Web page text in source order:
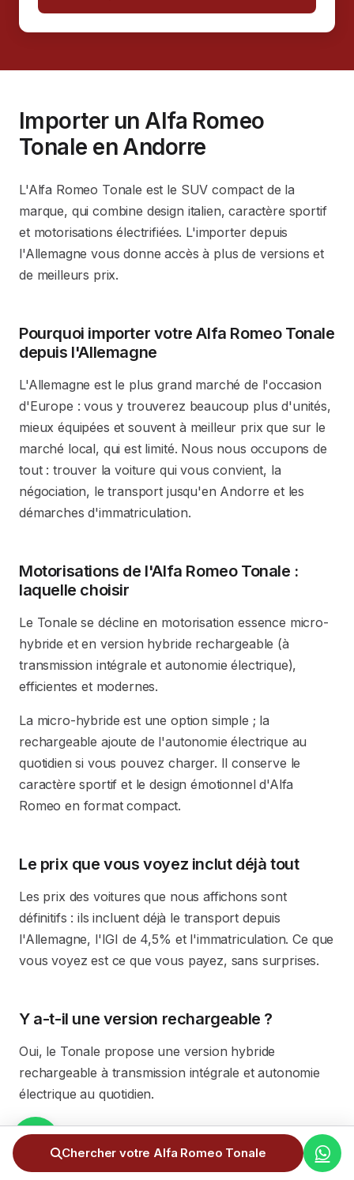
Importer un Alfa Romeo
Tonale en Andorre
L'Alfa Romeo Tonale est le SUV compact de la
marque, qui combine design italien, caractère sportif
et motorisations électrifiées. L'importer depuis
l'Allemagne vous donne accès à plus de versions et
de meilleurs prix.
Pourquoi importer votre Alfa Romeo Tonale
depuis l'Allemagne
L'Allemagne est le plus grand marché de l'occasion
d'Europe : vous y trouverez beaucoup plus d'unités,
mieux équipées et souvent à meilleur prix que sur le
marché local, qui est limité. Nous nous occupons de
tout : trouver la voiture qui vous convient, la
négociation, le transport jusqu'en Andorre et les
démarches d'immatriculation.
Motorisations de l'Alfa Romeo Tonale :
laquelle choisir
Le Tonale se décline en motorisation essence micro-
hybride et en version hybride rechargeable (à
transmission intégrale et autonomie électrique),
efficientes et modernes.
La micro-hybride est une option simple ; la
rechargeable ajoute de l'autonomie électrique au
quotidien si vous pouvez charger. Il conserve le
caractère sportif et le design émotionnel d'Alfa
Romeo en format compact.
Le prix que vous voyez inclut déjà tout
Les prix des voitures que nous affichons sont
définitifs : ils incluent déjà le transport depuis
l'Allemagne, l'IGI de 4,5% et l'immatriculation. Ce que
vous voyez est ce que vous payez, sans surprises.
Y a-t-il une version rechargeable ?
Oui, le Tonale propose une version hybride
rechargeable à transmission intégrale et autonomie
électrique au quotidien.
Est-il sportif ?
Chercher votre Alfa Romeo Tonale